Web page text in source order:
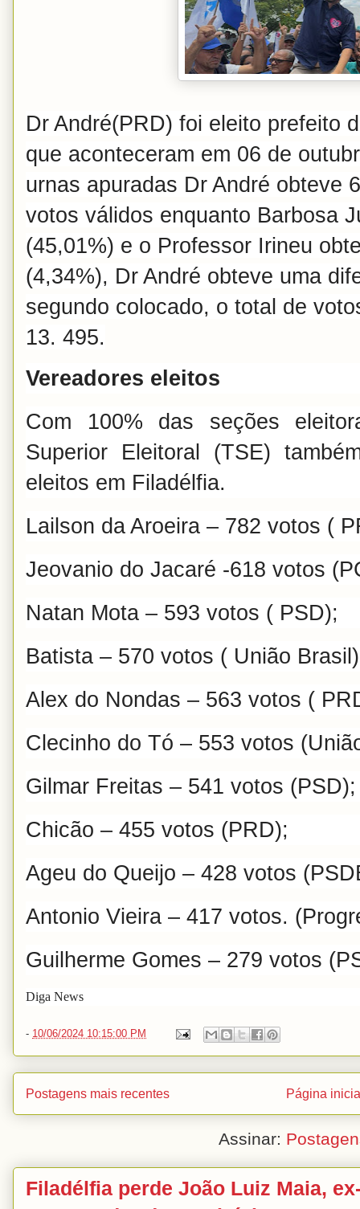
Dr André(PRD) foi eleito prefeito
que aconteceram em 06 de
urnas apuradas Dr André obteve
votos válidos enquanto Barbosa
(45,01%) e o Professor Irineu
(4,34%), Dr André obteve uma
segundo colocado, o total de
13. 495.
Vereadores eleitos
Com 100% das seções
Superior Eleitoral (TSE)
eleitos em Filadélfia.
Lailson da Aroeira – 782 votos (
Jeovanio do Jacaré -618 votos
Natan Mota – 593 votos ( PSD);
Batista – 570 votos ( União
Alex do Nondas – 563 votos (
Clecinho do Tó – 553 votos
Gilmar Freitas – 541 votos (PSD);
Chicão – 455 votos (PRD);
Ageu do Queijo – 428 votos
Antonio Vieira – 417 votos.
Guilherme Gomes – 279 votos
Diga News
- 10/06/2024 10:15:00 PM
Postagens mais recentes Página
Assinar:
Filadélfia perde João Luiz Maia,